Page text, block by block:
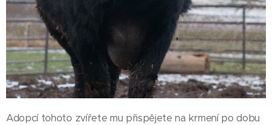
Adopcí tohoto zvířete mu přispějete na krmení po dobu